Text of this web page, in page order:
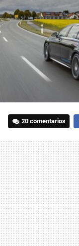
20 comentarios